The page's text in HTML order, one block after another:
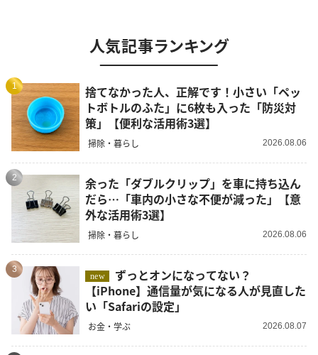
人気記事ランキング
1
捨てなかった人、正解です！小さい「ペッ
トボトルのふた」に6枚も入った「防災対
策」【便利な活用術3選】
掃除・暮らし 2026.08.06
2
余った「ダブルクリップ」を車に持ち込ん
だら…「車内の小さな不便が減った」【意
外な活用術3選】
掃除・暮らし 2026.08.06
3
new
【iPhone】通信量が気になる人が見直した
い「Safariの設定」
お金・学ぶ 2026.08.07